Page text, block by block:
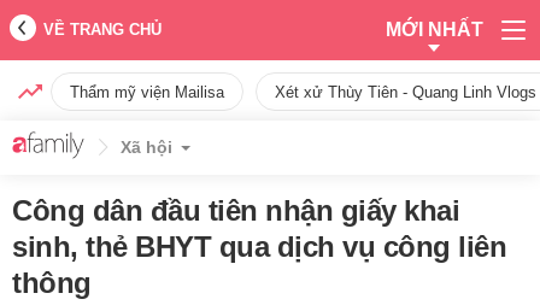
VỀ TRANG CHỦ MỚI NHẤT
Thẩm mỹ viện Mailisa Xét xử Thùy Tiên - Quang Linh
Xã hội
Công dân đầu tiên nhận giấy khai
sinh, thẻ BHYT qua dịch vụ công liên
thông